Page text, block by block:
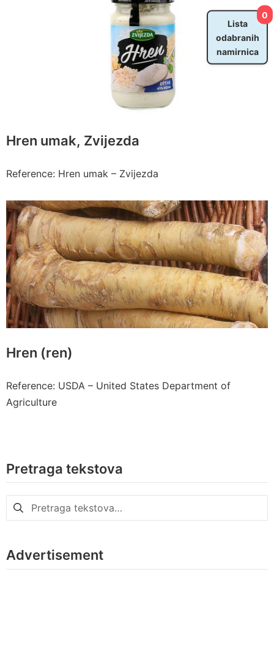
Hren umak, Zvijezda
Reference: Hren umak – Zvijezda
Hren (ren)
Reference: USDA – United States Department of
Agriculture
Pretraga tekstova
Pretraga
za:
Advertisement
0
Lista
odabranih
namirnica